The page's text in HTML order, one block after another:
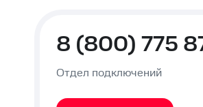
8 (800) 775
Отдел подключений